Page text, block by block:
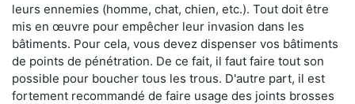
leurs ennemies (homme, chat, chien, etc.). Tout doit être
mis en œuvre pour empêcher leur invasion dans les
bâtiments. Pour cela, vous devez dispenser vos bâtiments
de points de pénétration. De ce fait, il faut faire tout son
possible pour boucher tous les trous. D'autre part, il est
fortement recommandé de faire usage des joints brosses